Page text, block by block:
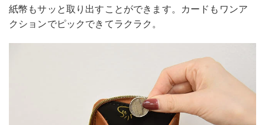
紙幣もサッと取り出すことができます。カードもワンア
クションでピックできてラクラク。